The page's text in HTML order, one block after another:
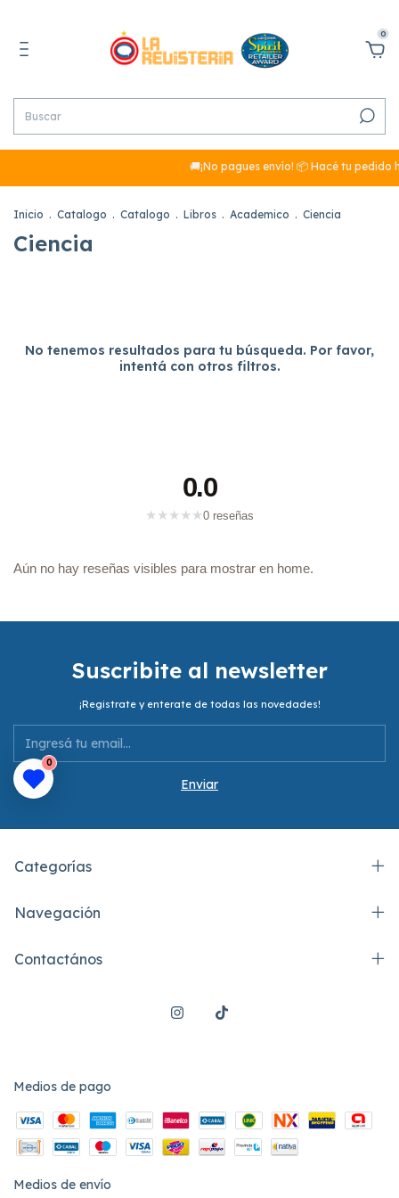
0
🚚¡No pagues envío! 📦 Hacé tu pedido
Inicio . Catalogo . Catalogo . Libros . Academico . Ciencia
Ciencia
No tenemos resultados para tu búsqueda. Por favor,
intentá con otros filtros.
0.0
★ ★ ★ ★ ★0 reseñas
Aún no hay reseñas visibles para mostrar en home.
Suscribite al newsletter
¡Registrate y enterate de todas las novedades!
Categorías
Navegación
Contactános
Medios de pago
Medios de envío
0